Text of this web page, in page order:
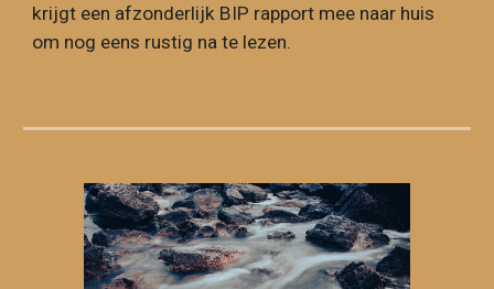
krijgt een afzonderlijk BIP rapport mee naar huis
om nog eens rustig na te lezen.